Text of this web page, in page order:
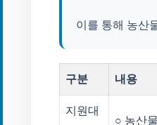
이를 통해 농산
구분 내용
지원대
○ 농산